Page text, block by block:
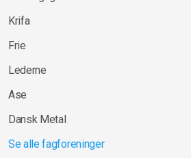
Krifa
Frie
Lederne
Ase
Dansk Metal
Se alle fagforeninger